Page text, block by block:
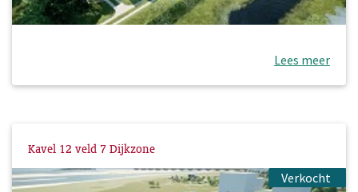
Lees meer
Kavel 12 veld 7 Dijkzone
Verkocht